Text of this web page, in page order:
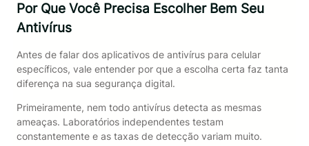
Por Que Você Precisa Escolher Bem Seu
Antivírus
Antes de falar dos aplicativos de antivírus para celular
específicos, vale entender por que a escolha certa faz tanta
diferença na sua segurança digital.
Primeiramente, nem todo antivírus detecta as mesmas
ameaças. Laboratórios independentes testam
constantemente e as taxas de detecção variam muito.